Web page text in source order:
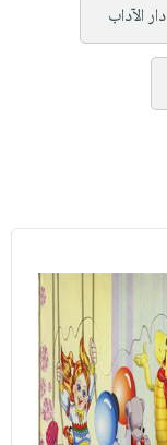
دار الآداب